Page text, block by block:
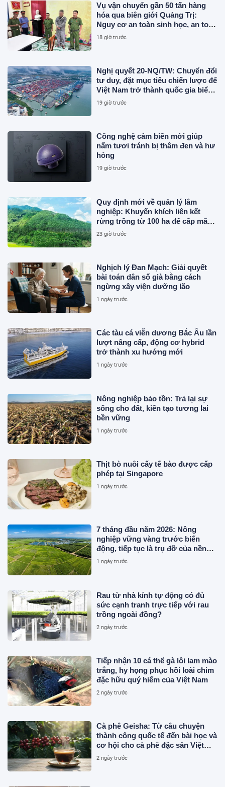
Vụ vận chuyển gần 50 tấn hàng
hóa qua biên giới Quảng Trị:
Nguy cơ an toàn sinh học, an toàn
thực phẩm từ sản phẩm động vật
18 giờ trước
Nghị quyết 20-NQ/TW: Chuyển đổi
tư duy, đặt mục tiêu chiến lược để
Việt Nam trở thành quốc gia biển
mạnh
19 giờ trước
Công nghệ cảm biến mới giúp
nấm tươi tránh bị thâm đen và hư
hỏng
19 giờ trước
Quy định mới về quản lý lâm
nghiệp: Khuyến khích liên kết
rừng trồng từ 100 ha để cấp mã
số
23 giờ trước
Nghịch lý Đan Mạch: Giải quyết
bài toán dân số già bằng cách
ngừng xây viện dưỡng lão
1 ngày trước
Các tàu cá viễn dương Bắc Âu lần
lượt nâng cấp, động cơ hybrid
trở thành xu hướng mới
1 ngày trước
Nông nghiệp bảo tồn: Trả lại sự
sống cho đất, kiến tạo tương lai
bền vững
1 ngày trước
Thịt bò nuôi cấy tế bào được cấp
phép tại Singapore
1 ngày trước
7 tháng đầu năm 2026: Nông
nghiệp vững vàng trước biến
động, tiếp tục là trụ đỡ của nền
kinh tế
1 ngày trước
Rau từ nhà kính tự động có đủ
sức cạnh tranh trực tiếp với rau
trồng ngoài đồng?
2 ngày trước
Tiếp nhận 10 cá thể gà lôi lam mào
trắng, hy họng phục hồi loài chim
đặc hữu quý hiếm của Việt Nam
2 ngày trước
Cà phê Geisha: Từ câu chuyện
thành công quốc tế đến bài học và
cơ hội cho cà phê đặc sản Việt
Nam
2 ngày trước